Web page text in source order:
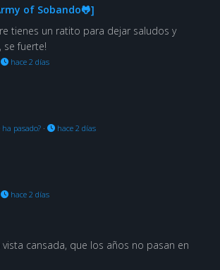
of Sobando🐸]
tienes un ratito para dejar saludos y
se fuerte!
hace 2 días
pasado?· hace 2 días
hace 2 días
cansada, que los años no pasan en